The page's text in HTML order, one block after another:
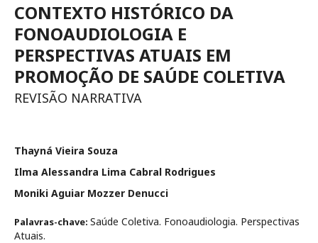
CONTEXTO HISTÓRICO DA
FONOAUDIOLOGIA E
PERSPECTIVAS ATUAIS EM
PROMOÇÃO DE SAÚDE COLETIVA
REVISÃO NARRATIVA
Thayná Vieira Souza
Ilma Alessandra Lima Cabral Rodrigues
Moniki Aguiar Mozzer Denucci
Palavras-chave: Saúde Coletiva. Fonoaudiologia. Perspectivas
Atuais.